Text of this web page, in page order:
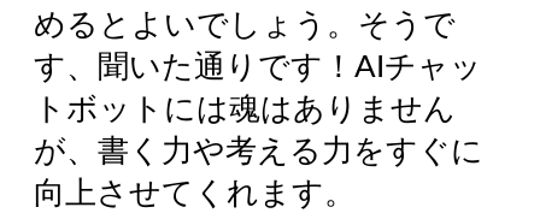
めるとよいでしょう。そうで
す、聞いた通りです！AIチャッ
トボットには魂はありません
が、書く力や考える力をすぐに
向上させてくれます。